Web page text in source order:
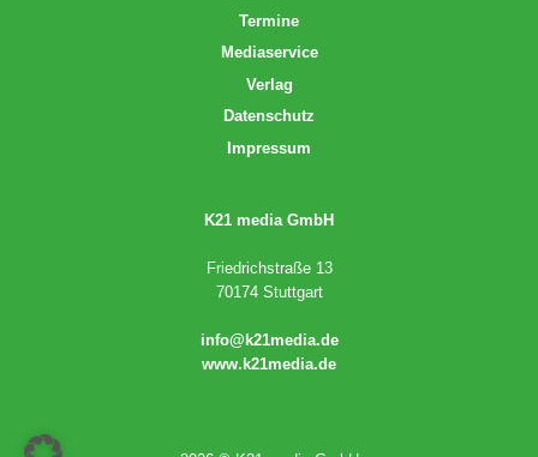
Termine
Mediaservice
Verlag
Datenschutz
Impressum
K21 media GmbH
Friedrichstraße 13
70174 Stuttgart
info@k21media.de
www.k21media.de